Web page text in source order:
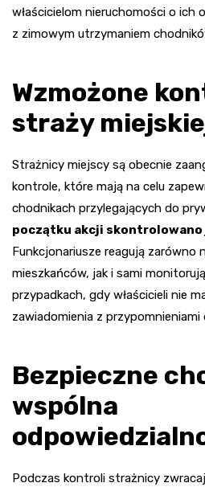
właścicielom nieruchomości o ich
z zimowym utrzymaniem
Wzmożone
straży
Strażnicy miejscy są obecnie
kontrole, które mają na celu
chodnikach przylegających do
początku akcji skontrolowano
Funkcjonariusze reagują zarówno
mieszkańców, jak i sami
przypadkach, gdy właścicieli nie
zawiadomienia z przypomnieniami
Bezpieczne
wspólna
Podczas kontroli strażnicy